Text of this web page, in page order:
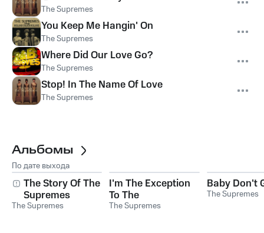
The Supremes
You Keep Me Hangin' On
The Supremes
Where Did Our Love Go?
The Supremes
Stop! In The Name Of Love
The Supremes
Альбомы
По дате выхода
The Story Of The
Supremes
The Supremes
I'm The Exception
To The
Rule/Soul/USA
The Supremes
Baby Don't
The Supremes